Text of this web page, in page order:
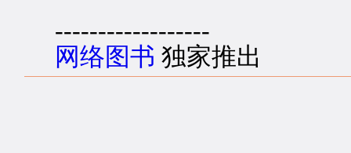
------------------
网络图书 独家推出